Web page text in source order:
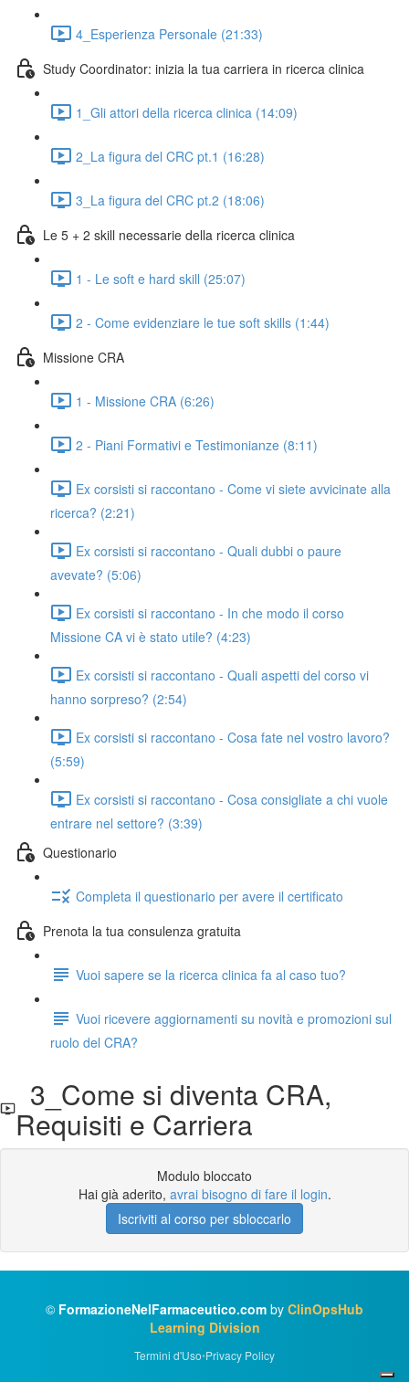
4_Esperienza Personale (21:33)
Study Coordinator: inizia la tua carriera in ricerca clinica
1_Gli attori della ricerca clinica (14:09)
2_La figura del CRC pt.1 (16:28)
3_La figura del CRC pt.2 (18:06)
Le 5 + 2 skill necessarie della ricerca clinica
1 - Le soft e hard skill (25:07)
2 - Come evidenziare le tue soft skills (1:44)
Missione CRA
1 - Missione CRA (6:26)
2 - Piani Formativi e Testimonianze (8:11)
Ex corsisti si raccontano - Come vi siete avvicinate alla
ricerca? (2:21)
Ex corsisti si raccontano - Quali dubbi o paure
avevate? (5:06)
Ex corsisti si raccontano - In che modo il corso
Missione CA vi è stato utile? (4:23)
Ex corsisti si raccontano - Quali aspetti del corso vi
hanno sorpreso? (2:54)
Ex corsisti si raccontano - Cosa fate nel vostro lavoro?
(5:59)
Ex corsisti si raccontano - Cosa consigliate a chi vuole
entrare nel settore? (3:39)
Questionario
Completa il questionario per avere il certificato
Prenota la tua consulenza gratuita
Vuoi sapere se la ricerca clinica fa al caso tuo?
Vuoi ricevere aggiornamenti su novità e promozioni sul
ruolo del CRA?
3_Come si diventa CRA,
Requisiti e Carriera
Modulo bloccato
Hai già aderito, avrai bisogno di fare il login.
Iscriviti al corso per sbloccarlo
© FormazioneNelFarmaceutico.com by ClinOpsHub
Learning Division
Termini d'Uso•Privacy Policy